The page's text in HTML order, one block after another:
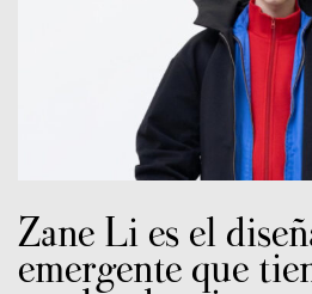
Zane Li es el
emergente que